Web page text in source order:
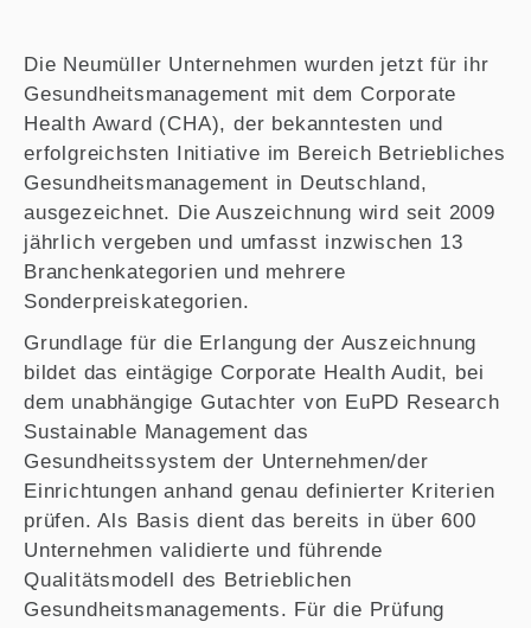
Die Neumüller Unternehmen wurden jetzt für ihr
Gesundheitsmanagement mit dem Corporate
Health Award (CHA), der bekanntesten und
erfolgreichsten Initiative im Bereich Betriebliches
Gesundheitsmanagement in Deutschland,
ausgezeichnet. Die Auszeichnung wird seit 2009
jährlich vergeben und umfasst inzwischen 13
Branchenkategorien und mehrere
Sonderpreiskategorien.
Grundlage für die Erlangung der Auszeichnung
bildet das eintägige Corporate Health Audit, bei
dem unabhängige Gutachter von EuPD Research
Sustainable Management das
Gesundheitssystem der Unternehmen/der
Einrichtungen anhand genau definierter Kriterien
prüfen. Als Basis dient das bereits in über 600
Unternehmen validierte und führende
Qualitätsmodell des Betrieblichen
Gesundheitsmanagements. Für die Prüfung